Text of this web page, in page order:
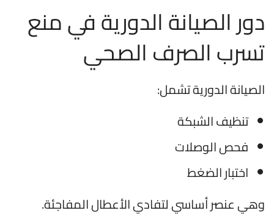
دور الصيانة الدورية في منع
تسرب الصرف الصحي
الصيانة الدورية تشمل:
تنظيف الشبكة
فحص الوصلات
اختبار الضغط
وهي عنصر أساسي لتفادي الأعطال المفاجئة.